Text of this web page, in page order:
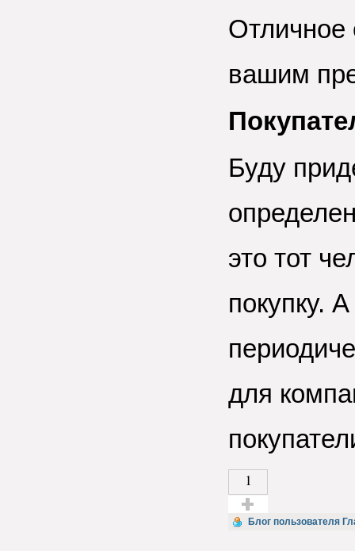
Отличное
вашим
Буду
это тот
покупку.
для
1
Голос за!
Блог пользователя